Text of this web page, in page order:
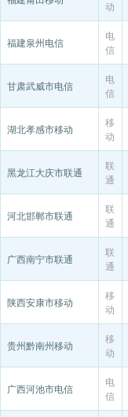
动
福建泉州电信
电
信
甘肃武威市电信
电
信
湖北孝感市移动
移
动
黑龙江大庆市联通
联
通
河北邯郸市联通
联
通
广西南宁市联通
联
通
陕西安康市移动
移
动
贵州黔南州移动
移
动
广西河池市电信
电
信